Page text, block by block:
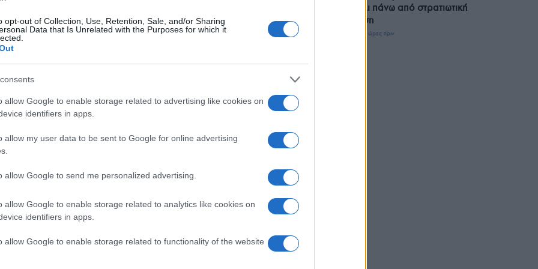
opt-out of Collection, Use, Retention, Sale, and/or Sharing
Data that Is Unrelated with the Purposes for which it
allow Google to enable storage related to advertising like cookies on
identifiers in apps.
allow my user data to be sent to Google for online advertising
allow Google to send me personalized advertising.
allow Google to enable storage related to analytics like cookies on
identifiers in apps.
allow Google to enable storage related to functionality of the website
από
3:00μμ
26/05/2024 - 2:54μμ
Ποιες
10 Μαΐου
Αύξηση βασικού μισθού: Πώς θα
την 1η Απριλίου – Ποια
πάλι πάνω από στρατιωτική
βάση
10 ώρες πριν